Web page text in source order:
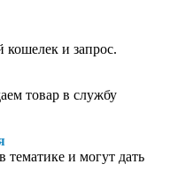
и запрос.
товар в службу
и могут дать